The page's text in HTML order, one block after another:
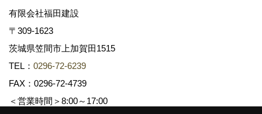
有限会社福田建設
〒309-1623
茨城県笠間市上加賀田1515
TEL： 0296-72-6239
FAX：0296-72-4739
＜営業時間＞8:00～17:00